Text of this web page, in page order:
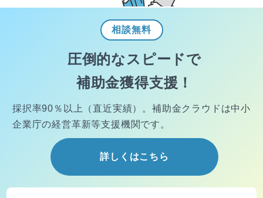
相談無料
圧倒的なスピードで
補助金獲得支援！
採択率90％以上（直近実績）。 補助金クラウドは中小
企業庁の経営革新等支援機関です。
詳しくはこちら